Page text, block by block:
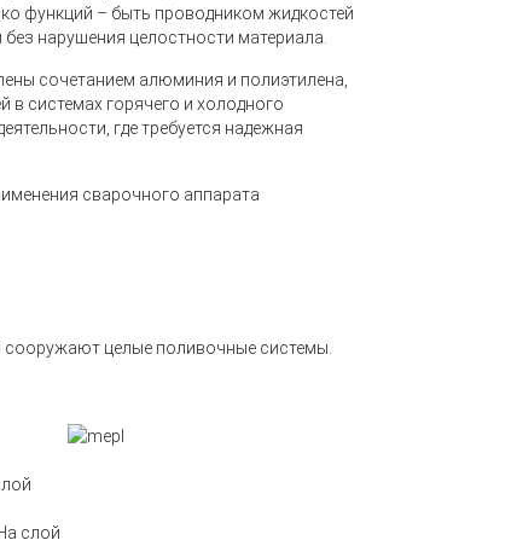
функций – быть проводником жидкостей
нарушения целостности материала.
сочетанием алюминия и полиэтилена,
в системах горячего и холодного
где требуется надежная
сварочного аппарата
целые поливочные системы.
слой